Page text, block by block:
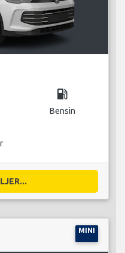
local_gas_station
Bensin
MINI